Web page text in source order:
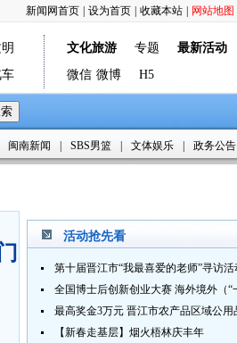
网站地图
收藏本站
设为首页
新闻网首页
文化旅游 专题
最新活动
微信 微博 H5
闽南新闻 SBS男篮 文体娱乐 政务公告
活动抢先看
【新春走基层】烟火梧林庆丰年